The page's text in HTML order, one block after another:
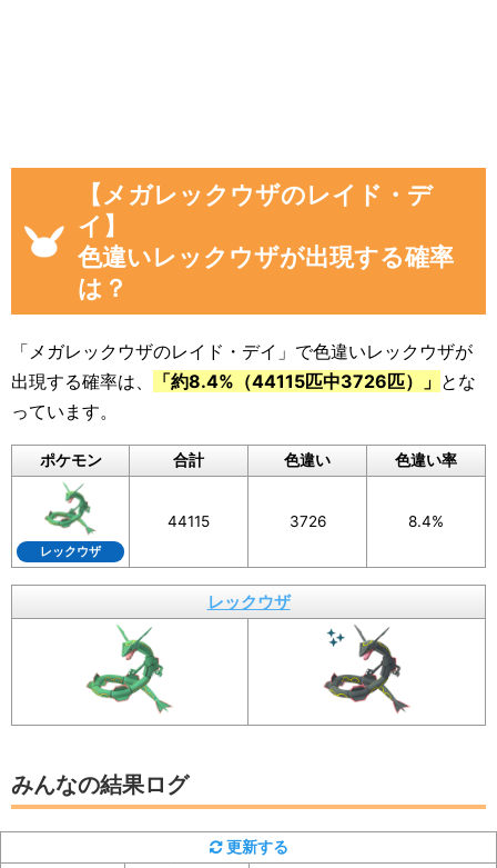
画像や集計結果の分母（見つけた数）には、
「現時点のレックウザを見つけた数(イベント開
始後)」から「イベント開始前のレックウザを見
つけた数」を引いた数が自動計算され反映され
るようになっています。
モンに遭遇した数をぜひ教えてください。
入力いただいた遭遇状況と「フリーコメント」
のログに公開されます。
画像を保存することもできるので、X（旧Twitte
r）などSNSでの共有にもぜひご活用ください。
イベント参加前に図鑑の「見つけた数」をスク
ショ、またはメモしておくと便利
レックウザの「見つけた数」は、レックウザの図鑑ペー
ジで確認できます。
【メガレックウザのレイド・デ
イ】
色違いレックウザが出現する確率
は？
「メガレックウザのレイド・デイ」で色違いレックウザが
出現する確率は、
「約8.4%（44115匹中3726匹）」 とな
っています。
ポケモン 合計 色違い 色違い率
レックウザ
44115 3726 8.4%
レックウザ
みんなの結果ログ
更新する